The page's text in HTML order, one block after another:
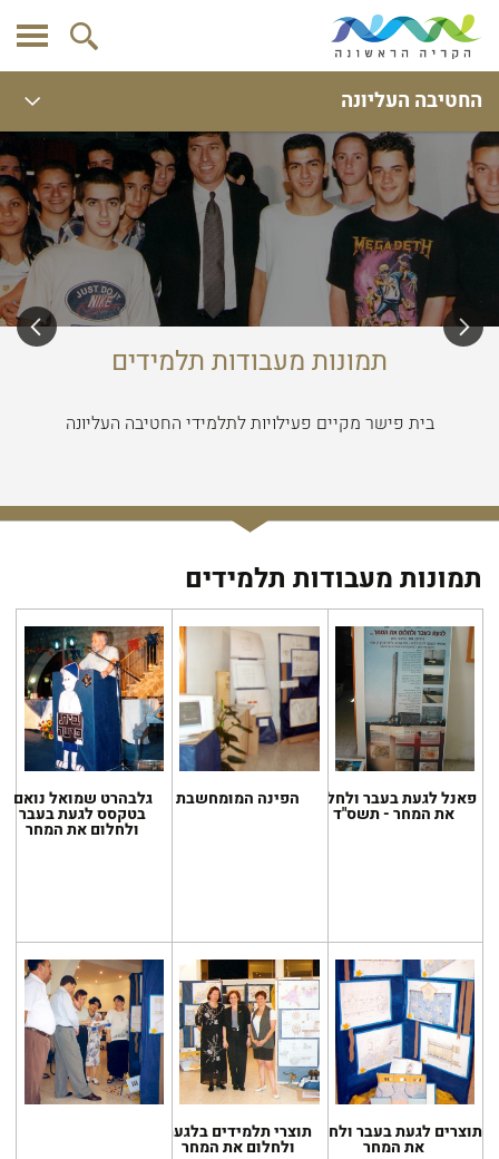
החטיבה העליונה
תמונות מעבודות תלמידים
בית פישר מקיים פעילויות לתלמידי החטיבה העליונה
תמונות מעבודות תלמידים
פאנל לגעת בעבר ולחלום
את המחר - תשס"ד
הפינה המומחשבת גלבהרט שמואל נואם
בטקסס לגעת בעבר
ולחלום את המחר
תוצרים לגעת בעבר ולחלום
את המחר
תוצרי תלמידים בלגעת
ולחלום את המחר